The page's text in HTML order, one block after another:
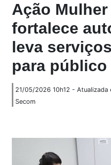
Ação
fortalece
leva
para
21/05/2026 10h12 -
Secom